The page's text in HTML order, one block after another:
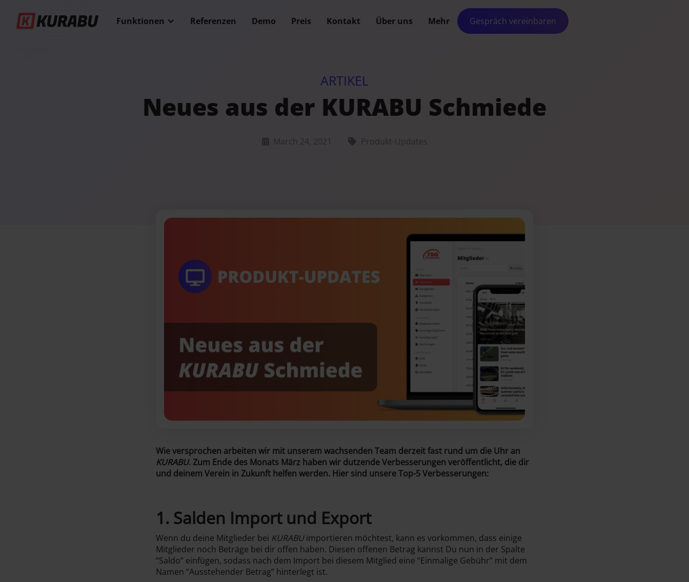
Funktionen Referenzen Demo Preis Kontakt Über uns Mehr Gespräch vereinbaren
ARTIKEL
Neues aus der KURABU Schmiede
March 24, 2021 Produkt-Updates
Wie versprochen arbeiten wir mit unserem wachsenden Team derzeit fast rund um die Uhr an
KURABU. Zum Ende des Monats März haben wir dutzende Verbesserungen veröffentlicht, die dir
und deinem Verein in Zukunft helfen werden. Hier sind unsere Top-5 Verbesserungen:
1. Salden Import und Export
Wenn du deine Mitglieder bei KURABUimportieren möchtest, kann es vorkommen, dass einige
Mitglieder noch Beträge bei dir offen haben. Diesen offenen Betrag kannst Du nun in der Spalte
“Saldo” einfügen, sodass nach dem Import bei diesem Mitglied eine “Einmalige Gebühr” mit dem
Namen “Ausstehender Betrag” hinterlegt ist.